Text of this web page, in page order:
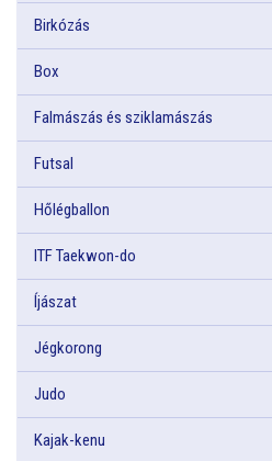
Birkózás
Box
Falmászás és sziklamászás
Futsal
Hőlégballon
ITF Taekwon-do
Íjászat
Jégkorong
Judo
Kajak-kenu